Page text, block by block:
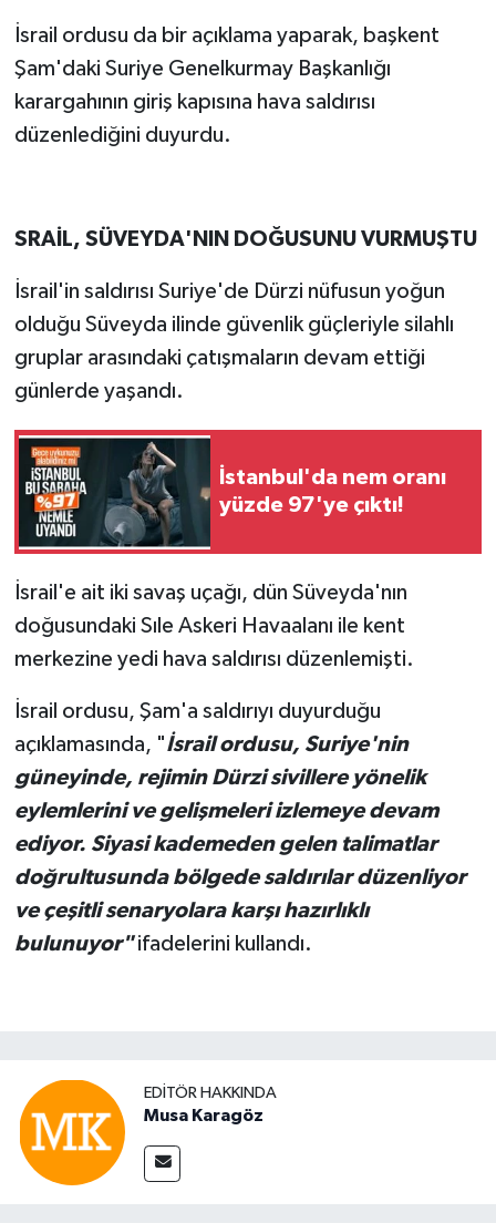
İsrail ordusu da bir açıklama yaparak, başkent
Şam'daki Suriye Genelkurmay Başkanlığı
karargahının giriş kapısına hava saldırısı
düzenlediğini duyurdu.
SRAİL, SÜVEYDA'NIN DOĞUSUNU VURMUŞTU
İsrail'in saldırısı Suriye'de Dürzi nüfusun yoğun
olduğu Süveyda ilinde güvenlik güçleriyle silahlı
gruplar arasındaki çatışmaların devam ettiği
günlerde yaşandı.
İstanbul'da nem oranı
yüzde 97'ye çıktı!
İsrail'e ait iki savaş uçağı, dün Süveyda'nın
doğusundaki Sıle Askeri Havaalanı ile kent
merkezine yedi hava saldırısı düzenlemişti.
İsrail ordusu, Şam'a saldırıyı duyurduğu
açıklamasında, "İsrail ordusu, Suriye'nin
güneyinde, rejimin Dürzi sivillere yönelik
eylemlerini ve gelişmeleri izlemeye devam
ediyor. Siyasi kademeden gelen talimatlar
doğrultusunda bölgede saldırılar düzenliyor
ve çeşitli senaryolara karşı hazırlıklı
bulunuyor"ifadelerini kullandı.
EDITÖR HAKKINDA
Musa Karagöz